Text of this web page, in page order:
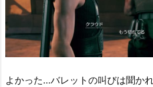
よかった…バレットの叫びは聞かれ